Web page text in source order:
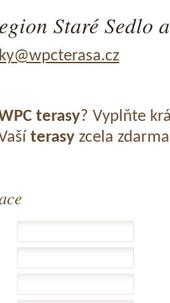
Staré Sedlo
terasy? Vyplňte
terasyzcela